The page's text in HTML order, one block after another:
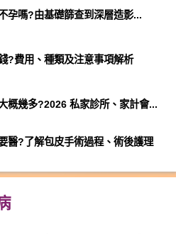
孕嗎?由基礎篩查到深層造影...
?費用、種類及注意事項解析
概幾多?2026 私家診所、家計會...
醫?了解包皮手術過程、術後護理